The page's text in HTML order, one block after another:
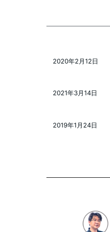
2020年2月12日
2021年3月14日
2019年1月24日